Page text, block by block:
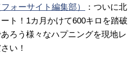
ォーサイト編集部）
： ついに北
ト！1カ月かけて600キロを踏破
ろう様々なハプニングを現地レ
い！